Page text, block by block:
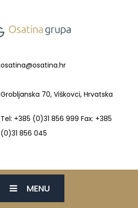
osatina@osatina.hr
Grobljanska 70, Viškovci, Hrvatska
Tel: +385 (0)31 856 999 Fax: +385
(0)31 856 045
MENU